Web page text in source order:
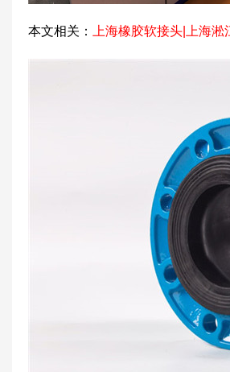
本文相关： 上海橡胶软接头|上海